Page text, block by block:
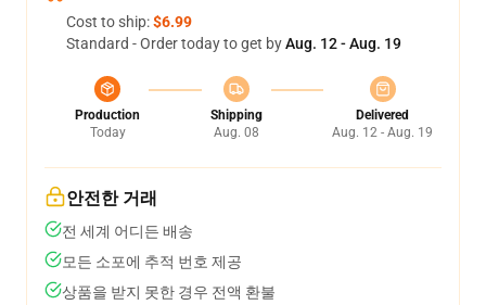
Cost to ship:$6.99
Standard - Order today to get byAug. 12 - Aug. 19
Production
Today
Shipping
Aug. 08
Delivered
Aug. 12 - Aug. 19
안전한 거래
전 세계 어디든 배송
모든 소포에 추적 번호 제공
상품을 받지 못한 경우 전액 환불